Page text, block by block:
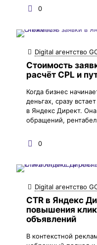
0
Digital агентство
Стоимость
расчёт CPL и
Когда бизнес
деньгах, сразу
в Яндекс Директ.
обращений,
0
Digital агентство
CTR в Яндекс
повышения
объявлений
В контекстной